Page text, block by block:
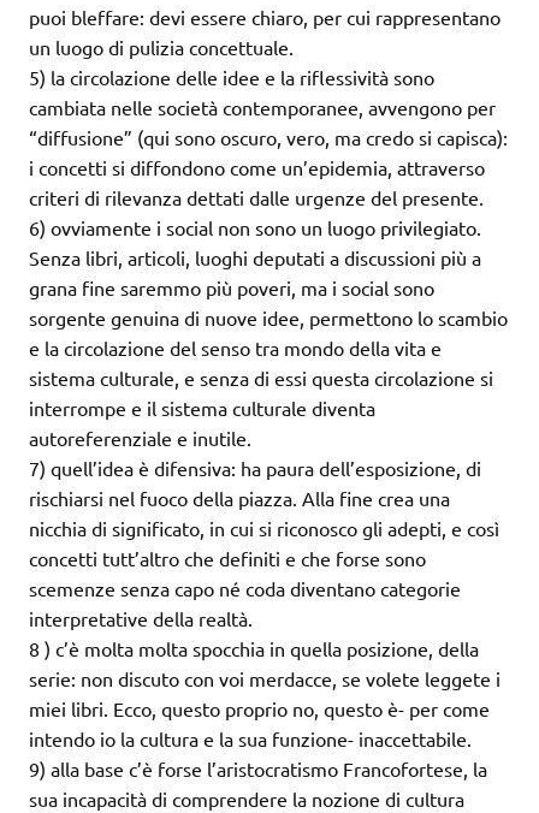
puoi bleffare: devi essere chiaro, per cui rappresentano
un luogo di pulizia concettuale.
5) la circolazione delle idee e la riflessività sono
cambiata nelle società contemporanee, avvengono per
“diffusione” (qui sono oscuro, vero, ma credo si capisca):
i concetti si diffondono come un’epidemia, attraverso
criteri di rilevanza dettati dalle urgenze del presente.
6) ovviamente i social non sono un luogo privilegiato.
Senza libri, articoli, luoghi deputati a discussioni più a
grana fine saremmo più poveri, ma i social sono
sorgente genuina di nuove idee, permettono lo scambio
e la circolazione del senso tra mondo della vita e
sistema culturale, e senza di essi questa circolazione si
interrompe e il sistema culturale diventa
autoreferenziale e inutile.
7) quell’idea è difensiva: ha paura dell’esposizione, di
rischiarsi nel fuoco della piazza. Alla fine crea una
nicchia di significato, in cui si riconosco gli adepti, e così
concetti tutt’altro che definiti e che forse sono
scemenze senza capo né coda diventano categorie
interpretative della realtà.
8 ) c’è molta molta spocchia in quella posizione, della
serie: non discuto con voi merdacce, se volete leggete i
miei libri. Ecco, questo proprio no, questo è- per come
intendo io la cultura e la sua funzione- inaccettabile.
9) alla base c’è forse l’aristocratismo Francofortese, la
sua incapacità di comprendere la nozione di cultura